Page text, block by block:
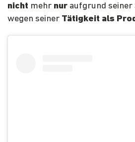
nicht mehr nur aufgrund seiner
wegen seiner Tätigkeit als